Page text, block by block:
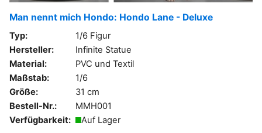
Man nennt mich Hondo: Hondo Lane - Deluxe
Typ:
1/6 Figur
Hersteller:
Infinite Statue
Material:
PVC und Textil
Maßstab:
1/6
Größe:
31 cm
Bestell-Nr.:
MMH001
Verfügbarkeit:
Auf Lager